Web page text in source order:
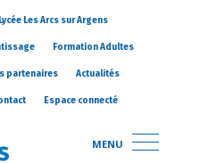
Lycée Les Arcs sur Argens
Formation Adultes
partenaires Actualités
Espace connecté
MENU